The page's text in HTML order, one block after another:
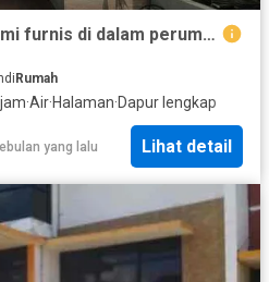
Rumah rapi siap huni semi furnis di dalam perumahan, Depok
Rumah
·Air·Halaman·Dapur lengkap
yang lalu Lihat detail